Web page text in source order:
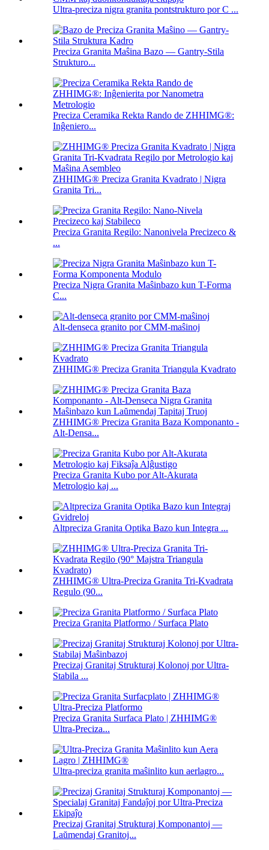
Ultra-preciza nigra granita pontstrukturo por C ...
Preciza Granita Maŝina Bazo — Gantry-Stila
Strukturo...
Preciza Ceramika Rekta Rando de ZHHIMG®:
Inĝeniero...
ZHHIMG® Preciza Granita Kvadrato | Nigra
Granita Tri...
Preciza Granita Regilo: Nanonivela Precizeco &
...
Preciza Nigra Granita Maŝinbazo kun T-Forma
C...
Alt-denseca granito por CMM-maŝinoj
ZHHIMG® Preciza Granita Triangula Kvadrato
ZHHIMG® Preciza Granita Baza Komponanto -
Alt-Densa...
Preciza Granita Kubo por Alt-Akurata
Metrologio kaj ...
Altpreciza Granita Optika Bazo kun Integra ...
ZHHIMG® Ultra-Preciza Granita Tri-Kvadrata
Regulo (90...
Preciza Granita Platformo / Surfaca Plato
Precizaj Granitaj Strukturaj Kolonoj por Ultra-
Stabila ...
Preciza Granita Surfaca Plato | ZHHIMG®
Ultra-Preciza...
Ultra-preciza granita maŝinlito kun aerlagro...
Precizaj Granitaj Strukturaj Komponantoj —
Laŭmendaj Granitoj...